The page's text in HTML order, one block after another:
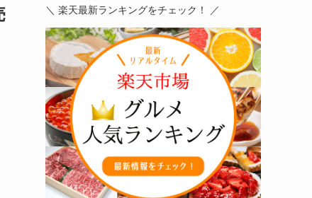
＼ 楽天最新ランキングをチェック！ ／